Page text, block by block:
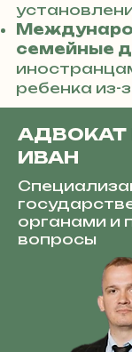
семейные
ребенка из-
АДВОКАТ
ИВАН
органами и
вопросы